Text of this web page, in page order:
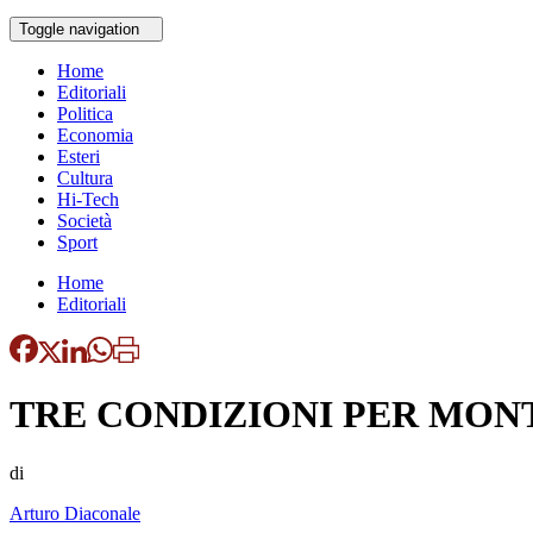
Toggle navigation
Home
Editoriali
Politica
Economia
Esteri
Cultura
Hi-Tech
Società
Sport
Home
Editoriali
TRE CONDIZIONI PER
di
Arturo Diaconale